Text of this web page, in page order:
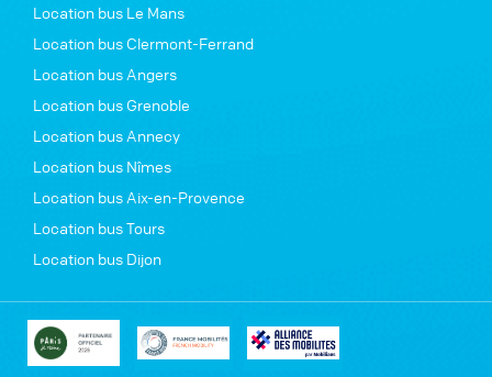
Location bus Le Mans
Location bus Clermont-Ferrand
Location bus Angers
Location bus Grenoble
Location bus Annecy
Location bus Nîmes
Location bus Aix-en-Provence
Location bus Tours
Location bus Dijon